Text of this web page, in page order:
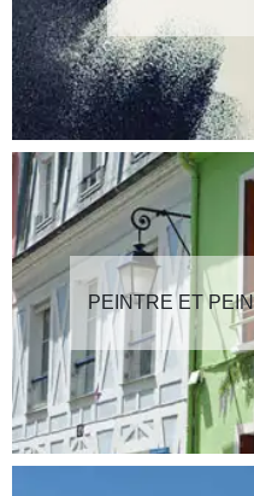
PEINTRE ET